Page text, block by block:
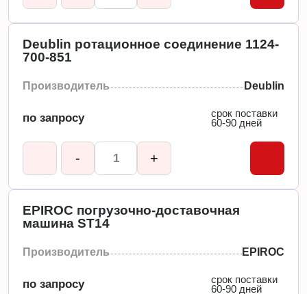
Deublin ротационное соединение 1124-
700-851
Производитель Deublin
по запросу
срок поставки
60-90 дней
- +
EPIROC погрузочно-доставочная
машина ST14
Производитель EPIROC
по запросу
срок поставки
60-90 дней